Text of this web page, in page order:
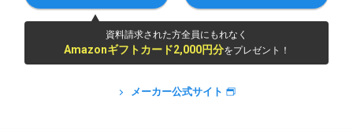
資料請求された方全員にもれなく
Amazonギフトカード2,000円分をプレゼント！
メーカー公式サイト